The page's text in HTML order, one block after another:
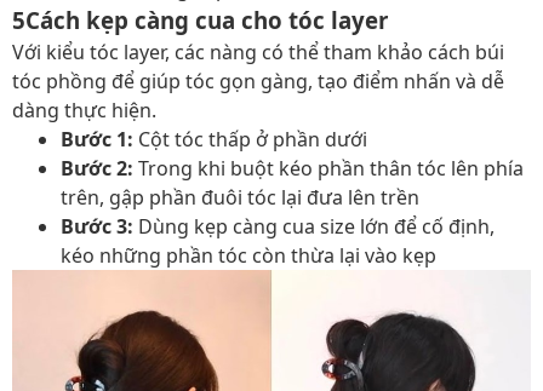
5Cách kẹp càng cua cho tóc layer
Với kiểu tóc layer, các nàng có thể tham khảo cách búi
tóc phồng để giúp tóc gọn gàng, tạo điểm nhấn và dễ
dàng thực hiện.
Bước 1: Cột tóc thấp ở phần dưới
Bước 2: Trong khi buột kéo phần thân tóc lên phía
trên, gập phần đuôi tóc lại đưa lên trền
Bước 3: Dùng kẹp càng cua size lớn để cố định,
kéo những phần tóc còn thừa lại vào kẹp